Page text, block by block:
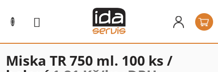
obsah
Miska TR 750 ml. 100 ks /